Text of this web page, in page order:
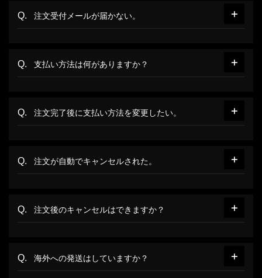
注文受付メールが届かない。
支払い方法は何がありますか？
注文完了後に支払い方法を変更したい。
注文が自動でキャンセルされた。
注文後のキャンセルはできますか？
海外への発送はしていますか？